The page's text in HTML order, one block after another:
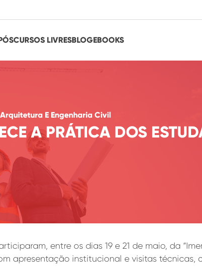
CURSOS LIVRESBLOGEBOOKS
E Engenharia Civil
A PRÁTICA DOS
entre os dias 19 e 21 de maio, da
apresentação institucional e visitas técnicas,